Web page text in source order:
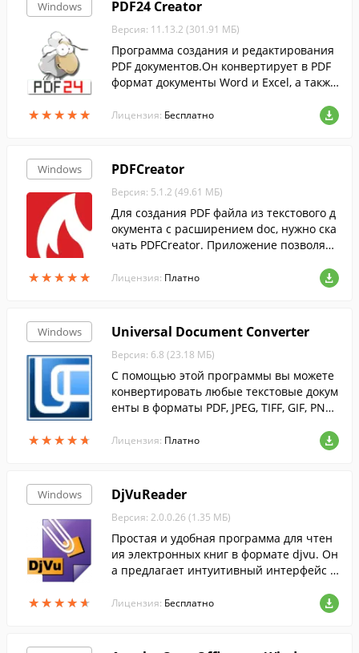
Windows
★★★★★
★★★★★
PDF24 Creator
Версия: 11.13.2 (301.91 МБ)
Программа создания и редактирования
PDF документов.Он конвертирует в PDF
формат документы Word и Excel, а также
Лицензия: Бесплатно
Windows
★★★★★
★★★★★
PDFCreator
Версия: 5.1.2 (49.61 МБ)
Для создания PDF файла из текстового д
окумента с расширением doc, нужно ска
чать PDFCreator. Приложение позволяет
орде или Блокноте без конвертеров.
Лицензия: Платно
Windows
★★★★★
★★★★★
Universal Document Converter
Версия: 6.8 (23.18 МБ)
С помощью этой программы вы можете
конвертировать любые текстовые докум
енты в форматы PDF, JPEG, TIFF, GIF, PNG
Лицензия: Платно
Windows
★★★★★
★★★★★
DjVuReader
Версия: 2.0.0.26 (1.35 МБ)
Простая и удобная программа для чтен
ия электронных книг в формате djvu. Он
а предлагает интуитивный интерфейс с
ражения страниц....
Лицензия: Бесплатно